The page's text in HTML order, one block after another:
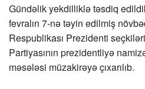
Gündəlik yekdilliklə təsdiq
fevralın 7-nə təyin edilmiş
Respublikası Prezidenti
Partiyasının prezidentliyə
məsələsi müzakirəyə çıxarılıb.